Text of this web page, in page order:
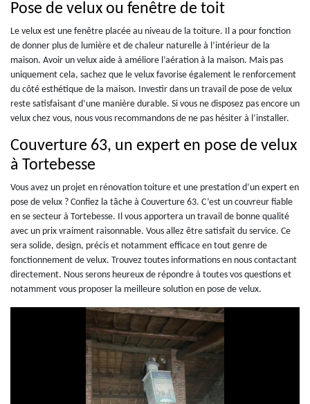
Pose de velux ou fenêtre de toit
Le velux est une fenêtre placée au niveau de la toiture. Il a pour fonction
de donner plus de lumière et de chaleur naturelle à l’intérieur de la
maison. Avoir un velux aide à améliore l’aération à la maison. Mais pas
uniquement cela, sachez que le velux favorise également le renforcement
du côté esthétique de la maison. Investir dans un travail de pose de velux
reste satisfaisant d’une manière durable. Si vous ne disposez pas encore un
velux chez vous, nous vous recommandons de ne pas hésiter à l’installer.
Couverture 63, un expert en pose de velux
à Tortebesse
Vous avez un projet en rénovation toiture et une prestation d’un expert en
pose de velux ? Confiez la tâche à Couverture 63. C’est un couvreur fiable
en se secteur à Tortebesse. Il vous apportera un travail de bonne qualité
avec un prix vraiment raisonnable. Vous allez être satisfait du service. Ce
sera solide, design, précis et notamment efficace en tout genre de
fonctionnement de velux. Trouvez toutes informations en nous contactant
directement. Nous serons heureux de répondre à toutes vos questions et
notamment vous proposer la meilleure solution en pose de velux.